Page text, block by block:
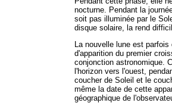
nocturne. Pendant la
soit pas illuminée par le
disque solaire, la rend
La nouvelle lune est
d'apparition du premier
conjonction astronomique.
l'horizon vers l'ouest,
coucher de Soleil et le
même la date de cette
géographique de